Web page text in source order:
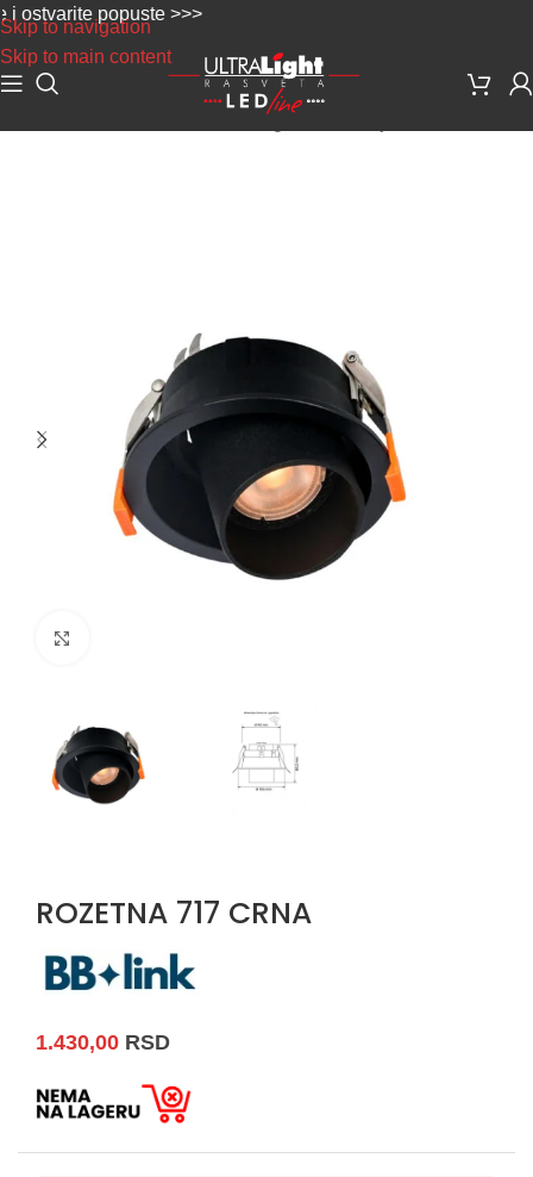
Skip to navigation
Skip to main content
popuste >>>
ROZETNA 717 CRNA
1.430,00 RSD